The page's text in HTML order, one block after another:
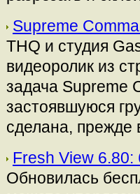
Supreme
THQ и студия
видеоролик из
задача Supreme
застоявшуюся
сделана, прежде
Fresh View
Обновилась